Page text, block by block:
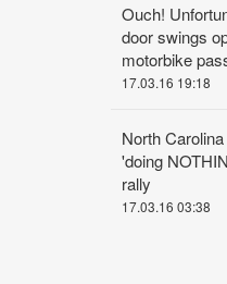
Ouch!
door swings
motorbike
17.03.16 19:18
North
'doing
rally
17.03.16 03:38